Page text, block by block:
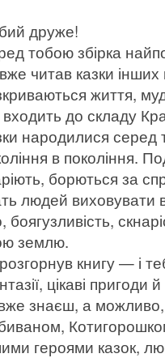
друже!
тобою збірка
читав казки інших
життя,
до складу
народилися серед
в покоління.
борються за
людей виховувати
боягузливість,
землю.
книгу — і
цікаві пригоди
знаєш, а
героями казок,